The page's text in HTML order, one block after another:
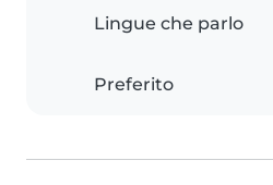
Lingue che parlo
Preferito